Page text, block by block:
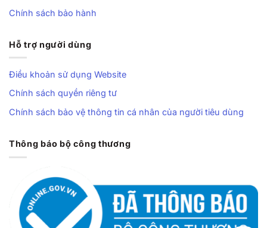
Chính sách bảo hành
Hỗ trợ người dùng
Điều khoản sử dụng Website
Chính sách quyền riêng tư
Chính sách bảo vệ thông tin cá nhân của người tiêu dùng
Thông báo bộ công thương